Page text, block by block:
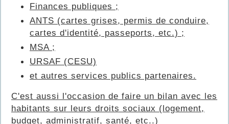
Finances publiques ;
ANTS (cartes grises, permis de conduire,
cartes d'identité, passeports, etc.) ;
MSA ;
URSAF (CESU)
et autres services publics partenaires.
C'est aussi l'occasion de faire un bilan avec les
habitants sur leurs droits sociaux (logement,
budget, administratif, santé, etc..)